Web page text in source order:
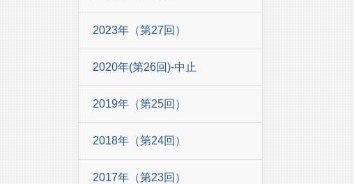
2023年（第27回）
2020年(第26回)-中止
2019年（第25回）
2018年（第24回）
2017年（第23回）